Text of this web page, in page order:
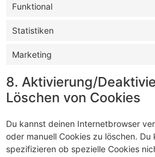
Funktional
Statistiken
Marketing
8. Aktivierung/
Löschen von Cookies
Du kannst deinen Internetbrowser
oder manuell Cookies zu löschen. Du
spezifizieren ob spezielle Cookies